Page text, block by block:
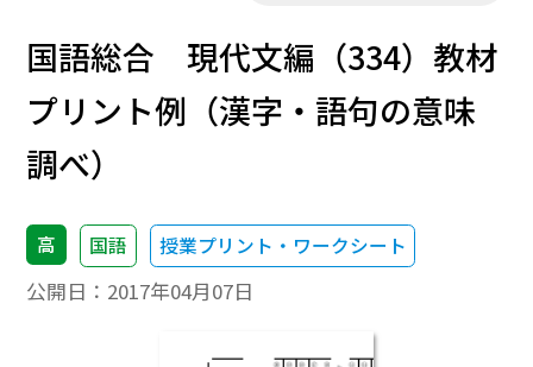
国語総合 現代文編（334）教材
プリント例（漢字・語句の意味
調べ）
高 国語 授業プリント・ワークシート
公開日： 2017年04月07日